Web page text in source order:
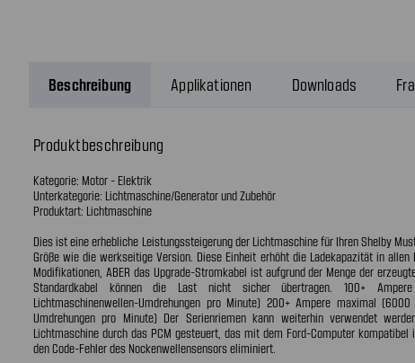
Beschreibung Applikationen Downloads
Produktbeschreibung
Kategorie: Motor - Elektrik
Unterkategorie: Lichtmaschine/Generator und Zubehör
Produktart: Lichtmaschine
Dies ist eine erhebliche Leistungssteigerung der Lichtmaschine für Ihren Shelby
Größe wie die werkseitige Version. Diese Einheit erhöht die Ladekapazität in allen
Modifikationen, ABER das Upgrade-Stromkabel ist aufgrund der Menge der
Standardkabel können die Last nicht sicher übertragen. 100+
Lichtmaschinenwellen-Umdrehungen pro Minute) 200+ Ampere maximal
Umdrehungen pro Minute) Der Serienriemen kann weiterhin verwendet
Lichtmaschine durch das PCM gesteuert, das mit dem Ford-Computer kompatibel
den Code-Fehler des Nockenwellensensors eliminiert.